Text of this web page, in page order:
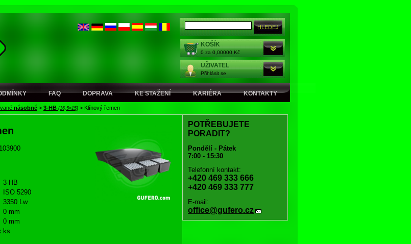
KOŠÍK
0 za 0,00000 Kč
UŽIVATEL
Přihlásit se
FAQ DOPRAVA KE STAŽENÍ KARIÉRA KONTAKTY
násobné > 3-HB (16,5×15) > Klínový řemen
3-HB
ISO 5290
3350 Lw
0 mm
0 mm
ks
POTŘEBUJETE
PORADIT?
Pondělí - Pátek
7:00 - 15:30
Telefonní kontakt:
+420 469 333 666
+420 469 333 777
E-mail:
office@gufero.cz